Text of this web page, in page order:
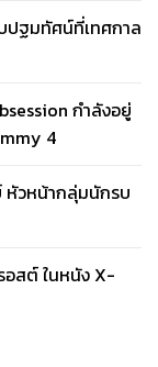
ปฐมทัศน์ที่เทศกาล
กำลังอยู่
4
หัวหน้ากลุ่มนักรบ
อสต์ ในหนัง X-